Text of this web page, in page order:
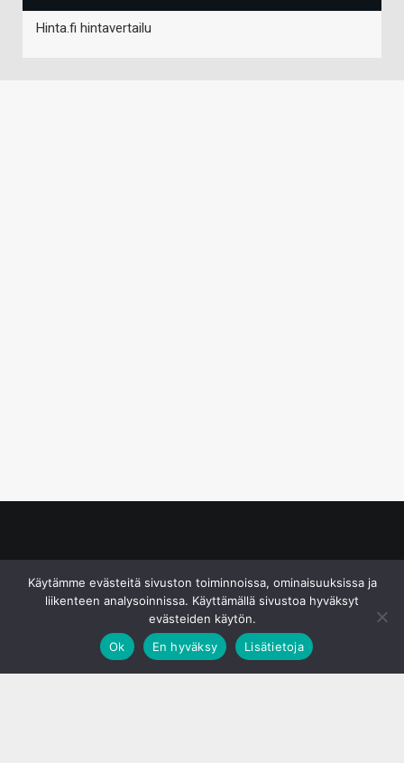
Hinta.fi hintavertailu
Käytämme evästeitä sivuston toiminnoissa, ominaisuuksissa ja
liikenteen analysoinnissa. Käyttämällä sivustoa hyväksyt
evästeiden käytön.
Ok
En hyväksy Lisätietoja